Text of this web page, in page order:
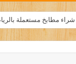
شراء مطابخ مستعملة